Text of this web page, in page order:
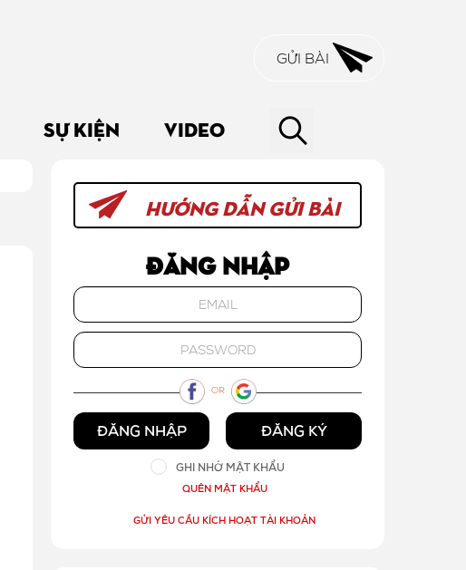
GỬI BÀI
SỰ KIỆN VIDEO
HƯỚNG DẪN GỬI BÀI
Đăng nhập
OR
ĐĂNG NHẬP ĐĂNG KÝ
GHI NHỚ MẬT KHẨU
QUÊN MẬT KHẨU
GỬI YÊU CẦU KÍCH HOẠT TÀI KHOẢN